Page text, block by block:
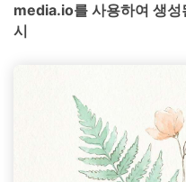
media.io를 사용하여 생성
시